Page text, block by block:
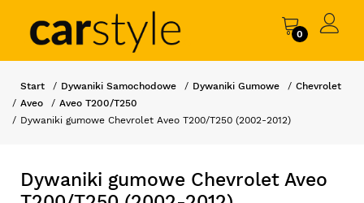
0
Start Dywaniki Samochodowe Dywaniki Gumowe
Chevrolet
Aveo
Aveo T200/T250
Dywaniki gumowe Chevrolet Aveo T200/T250 (2002-2012)
Dywaniki gumowe Chevrolet Aveo